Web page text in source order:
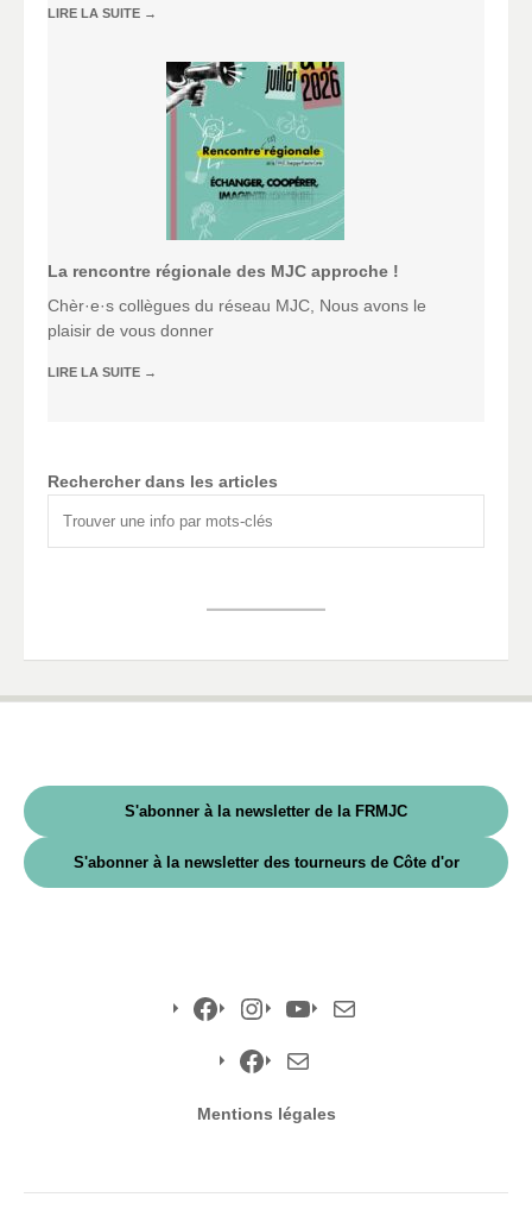
LIRE LA SUITE →
La rencontre régionale des MJC approche !
Chèr·e·s collègues du réseau MJC, Nous avons le
plaisir de vous donner
LIRE LA SUITE →
Rechercher dans les articles
S'abonner à la newsletter de la FRMJC
S'abonner à la newsletter des tourneurs de Côte d'or
Mentions légales